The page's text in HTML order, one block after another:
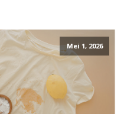
Mei 1, 2026